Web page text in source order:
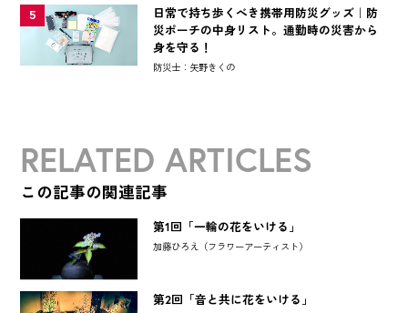
5
日常で持ち歩くべき携帯用防災グッズ｜防
災ポーチの中身リスト。通勤時の災害から
身を守る！
防災士：矢野きくの
RELATED ARTICLES
この記事の関連記事
第1回「一輪の花をいける」
加藤ひろえ（フラワーアーティスト）
第2回「音と共に花をいける」